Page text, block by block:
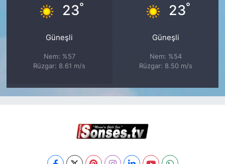
23°
Güneşli
Nem: %57
Rüzgar: 8.61 m/s
23°
Güneşli
Nem: %54
Rüzgar: 8.50 m/s